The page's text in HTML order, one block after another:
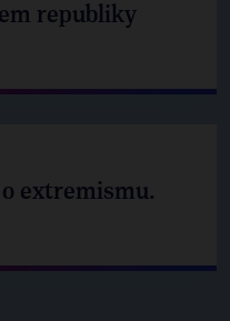
republiky
extremismu.